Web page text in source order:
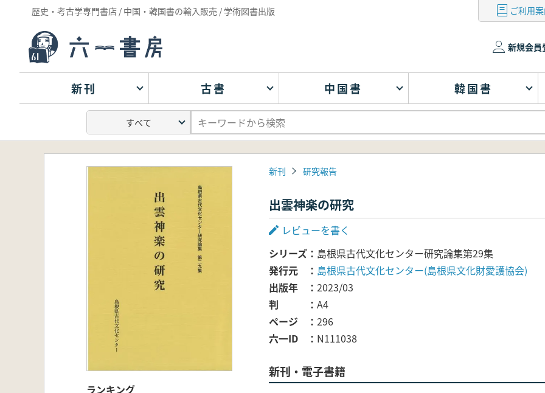
歴史・考古学専門書店 / 中国・韓国書の輸入販売 / 学術図書出版 ご利用
新規会員
新刊 古書 中国書 韓国書
ランキング
新刊 研究報告
出雲神楽の研究
レビューを書く
シリーズ
島根県古代文化センター研究論集第29集
発行元
島根県古代文化センター(島根県文化財愛護協会)
出版年
2023/03
判
A4
ページ
296
六一ID
N111038
新刊・電子書籍